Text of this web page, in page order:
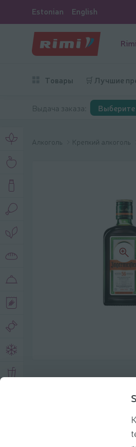
Estonian English
Товары 🛒 Лучшие
Выдача заказа: Выберите
Алкоголь Крепкий алкоголь